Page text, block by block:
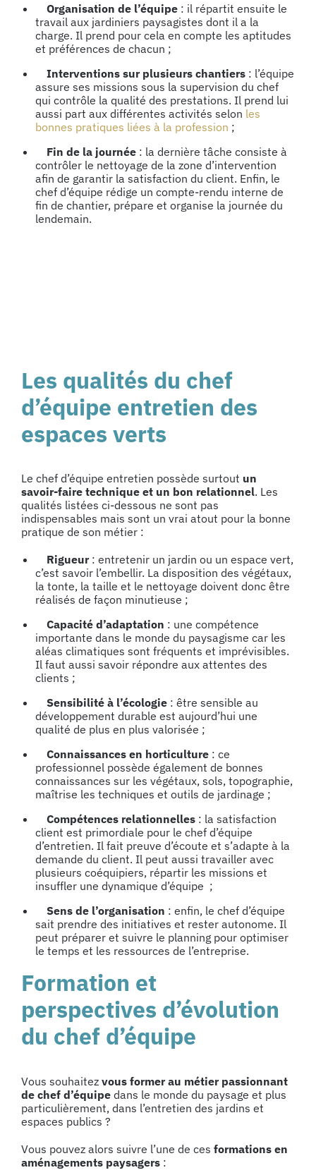
Organisation de l’équipe : il répartit ensuite le
travail aux jardiniers paysagistes dont il a la
charge. Il prend pour cela en compte les aptitudes
et préférences de chacun ;
Interventions sur plusieurs chantiers : l’équipe
assure ses missions sous la supervision du chef
qui contrôle la qualité des prestations. Il prend lui
aussi part aux différentes activités selon les
bonnes pratiques liées à la profession ;
Fin de la journée : la dernière tâche consiste à
contrôler le nettoyage de la zone d’intervention
afin de garantir la satisfaction du client. Enfin, le
chef d’équipe rédige un compte-rendu interne de
fin de chantier, prépare et organise la journée du
lendemain.
Les qualités du chef
d’équipe entretien des
espaces verts
Le chef d’équipe entretien possède surtout un
savoir-faire technique et un bon relationnel. Les
qualités listées ci-dessous ne sont pas
indispensables mais sont un vrai atout pour la bonne
pratique de son métier :
Rigueur: entretenir un jardin ou un espace vert,
c’est savoir l’embellir. La disposition des végétaux,
la tonte, la taille et le nettoyage doivent donc être
réalisés de façon minutieuse ;
Capacité d’adaptation : une compétence
importante dans le monde du paysagisme car les
aléas climatiques sont fréquents et imprévisibles.
Il faut aussi savoir répondre aux attentes des
clients ;
Sensibilité à l’écologie : être sensible au
développement durable est aujourd’hui une
qualité de plus en plus valorisée ;
Connaissances en horticulture : ce
professionnel possède également de bonnes
connaissances sur les végétaux, sols, topographie,
maîtrise les techniques et outils de jardinage ;
Compétences relationnelles : la satisfaction
client est primordiale pour le chef d’équipe
d’entretien. Il fait preuve d’écoute et s’adapte à la
demande du client. Il peut aussi travailler avec
plusieurs coéquipiers, répartir les missions et
insuffler une dynamique d’équipe ;
Sens de l’organisation : enfin, le chef d’équipe
sait prendre des initiatives et rester autonome. Il
peut préparer et suivre le planning pour optimiser
le temps et les ressources de l’entreprise.
Formation et
perspectives d’évolution
du chef d’équipe
Vous souhaitez vous former au métier passionnant
de chef d’équipe dans le monde du paysage et plus
particulièrement, dans l’entretien des jardins et
espaces publics ?
Vous pouvez alors suivre l’une de ces formations en
aménagements paysagers :